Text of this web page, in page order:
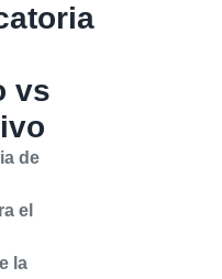
vs
de
el
la